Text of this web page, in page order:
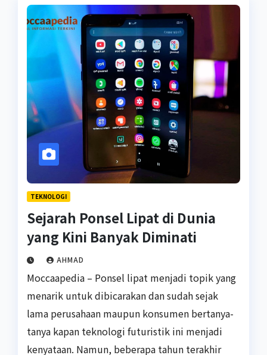
TEKNOLOGI
Sejarah Ponsel Lipat di Dunia
yang Kini Banyak Diminati
AHMAD
Moccaapedia – Ponsel lipat menjadi topik yang
menarik untuk dibicarakan dan sudah sejak
lama perusahaan maupun konsumen bertanya-
tanya kapan teknologi futuristik ini menjadi
kenyataan. Namun, beberapa tahun terakhir